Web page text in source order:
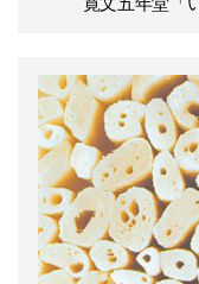
寛文五年堂「